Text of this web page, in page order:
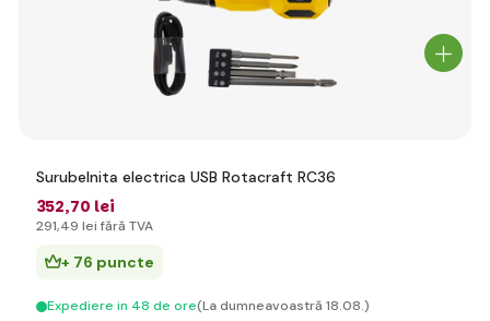
Surubelnita electrica USB Rotacraft RC36
352,70 lei
291,49 lei fără TVA
+ 76 puncte
Expediere in 48 de ore(La dumneavoastră 18.08.)